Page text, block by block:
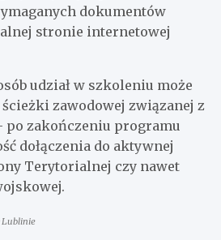
dokumentów
stronie internetowej
udział w szkoleniu może
zawodowej związanej z
po zakończeniu programu
dołączenia do aktywnej
Terytorialnej czy nawet
Lublinie